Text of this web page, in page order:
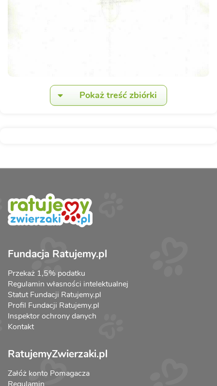
Pokaż treść zbiórki
Fundacja Ratujemy.pl
Przekaż 1,5% podatku
Regulamin własności intelektualnej
Statut Fundacji Ratujemy.pl
Profil Fundacji Ratujemy.pl
Inspektor ochrony danych
Kontakt
RatujemyZwierzaki.pl
Załóż konto Pomagacza